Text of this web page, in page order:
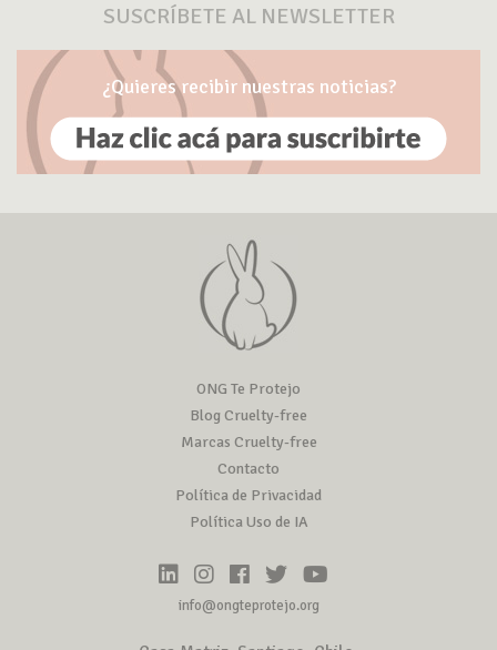
SUSCRÍBETE AL NEWSLETTER
¿Quieres recibir nuestras noticias?
ONG Te Protejo
Blog Cruelty-free
Marcas Cruelty-free
Contacto
Política de Privacidad
Política Uso de IA
info@ongteprotejo.org